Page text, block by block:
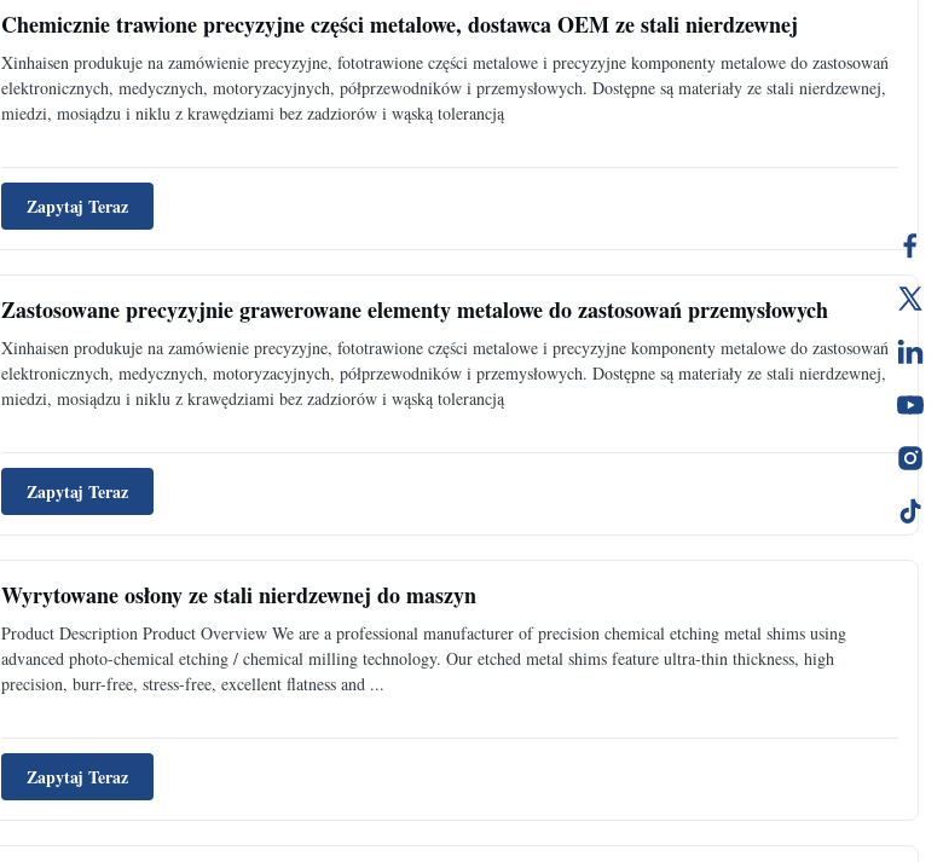
Chemicznie trawione precyzyjne części metalowe, dostawca OEM ze stali nierdzewnej
Xinhaisen produkuje na zamówienie precyzyjne, fototrawione części metalowe i precyzyjne komponenty metalowe do zastosowań
elektronicznych, medycznych, motoryzacyjnych, półprzewodników i przemysłowych. Dostępne są materiały ze stali nierdzewnej,
miedzi, mosiądzu i niklu z krawędziami bez zadziorów i wąską tolerancją
Zapytaj Teraz
Zastosowane precyzyjnie grawerowane elementy metalowe do zastosowań przemysłowych
Xinhaisen produkuje na zamówienie precyzyjne, fototrawione części metalowe i precyzyjne komponenty metalowe do zastosowań
elektronicznych, medycznych, motoryzacyjnych, półprzewodników i przemysłowych. Dostępne są materiały ze stali nierdzewnej,
miedzi, mosiądzu i niklu z krawędziami bez zadziorów i wąską tolerancją
Zapytaj Teraz
Wyrytowane osłony ze stali nierdzewnej do maszyn
Product Description Product Overview We are a professional manufacturer of precision chemical etching metal shims using
advanced photo-chemical etching / chemical milling technology. Our etched metal shims feature ultra-thin thickness, high
precision, burr-free, stress-free, excellent flatness and ...
Zapytaj Teraz